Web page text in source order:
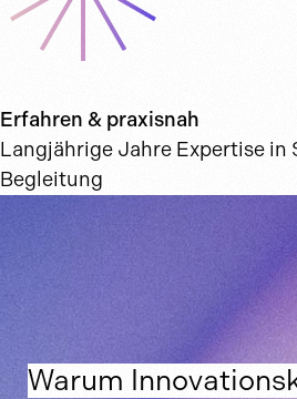
Erfahren & praxisnah
Langjährige Jahre Expertise in
Begleitung
Warum